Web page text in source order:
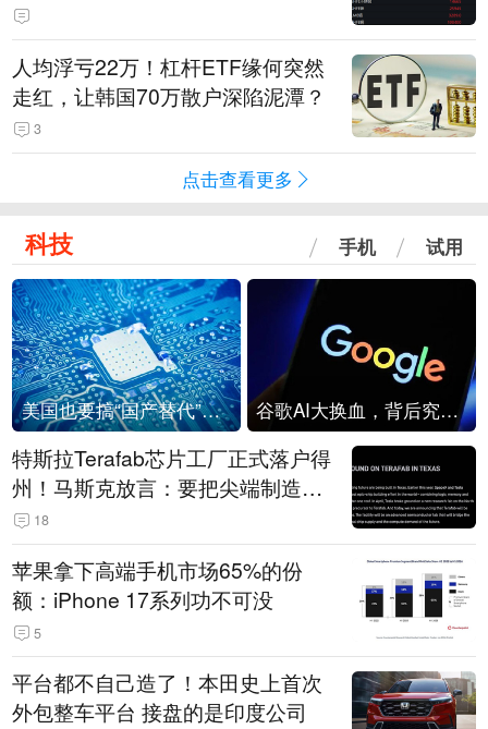
人均浮亏22万！杠杆ETF缘何突然
走红，让韩国70万散户深陷泥潭？
3
点击查看更多
科技 手机 试用
美国也要搞“国产替代”？先算清三笔账 谷歌AI大换血，背后究竟发生了什么？
特斯拉Terafab芯片工厂正式落户得
州！马斯克放言：要把尖端制造带
回美国
18
苹果拿下高端手机市场65%的份
额：iPhone 17系列功不可没
5
平台都不自己造了！本田史上首次
外包整车平台 接盘的是印度公司